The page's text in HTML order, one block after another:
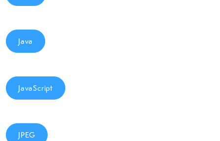
Java
JavaScript
JPEG